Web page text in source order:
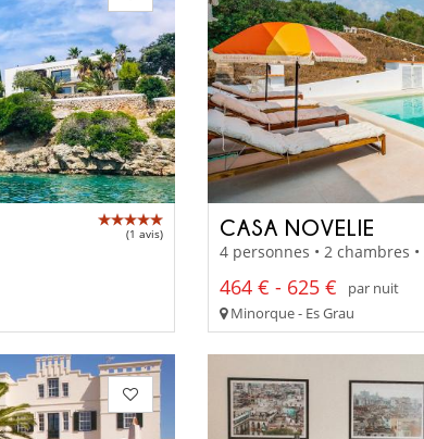
(1 avis) CASA NOVELIE
4 personnes • 2 chambres
464 € - 625 €
par nuit
Minorque - Es Grau